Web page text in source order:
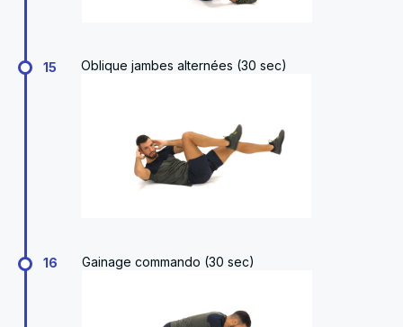
15 Oblique jambes alternées (30 sec)
16 Gainage commando (30 sec)